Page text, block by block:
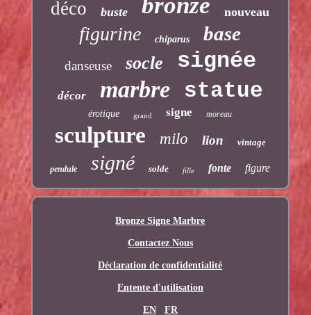
déco buste nouveau
figurine chiparus base
danseuse socle signée
décor marbre statue
érotique grand signe moreau
sculpture milo lion vintage
pendule signé solde fille fonte figure
Bronze Signe Marbre
Contactez Nous
Déclaration de confidentialité
Entente d'utilisation
EN FR